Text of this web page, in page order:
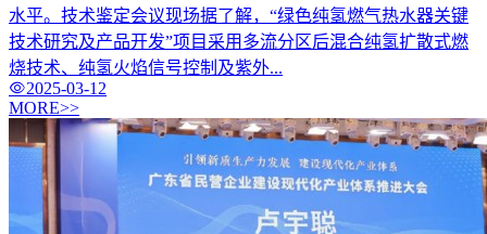
水平。技术鉴定会议现场据了解，“绿色纯氢燃气热水器关键
技术研究及产品开发”项目采用多流分区后混合纯氢扩散式燃
烧技术、纯氢火焰信号控制及紫外...
2025-03-12
MORE>>